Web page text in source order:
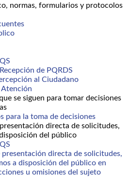
normas, formularios y protocolos
de PQRDS
al Ciudadano
se siguen para tomar decisiones
para la toma de decisiones
directa de solicitudes,
del público
presentación directa de solicitudes,
a disposición del público en
u omisiones del sujeto